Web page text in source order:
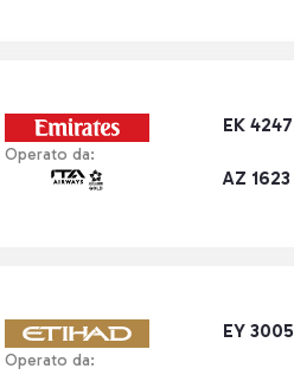
EK 4247
Operato da:
AZ 1623
EY 3005
Operato da: